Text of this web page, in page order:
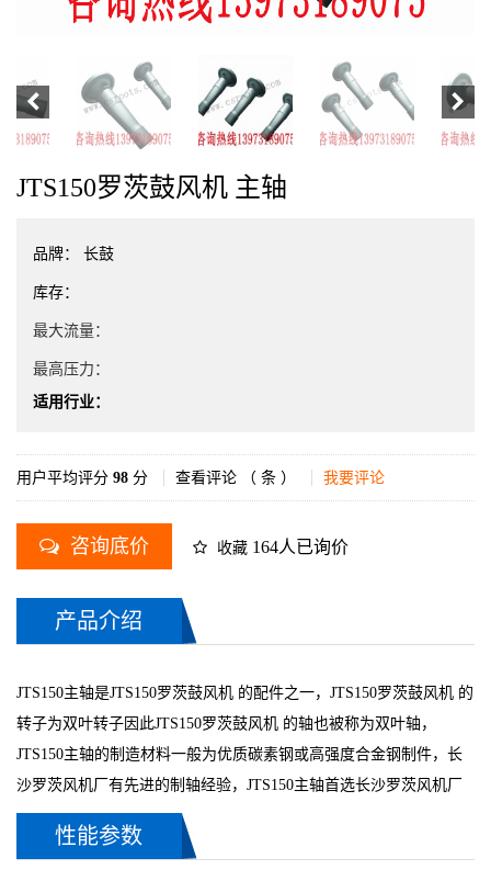
JTS150罗茨鼓风机 主轴
品牌： 长鼓
库存：
最大流量：
最高压力：
适用行业：
用户平均评分 98 分 查看评论 （ 条 ） 我要评论
咨询底价 收藏 164人已询价
产品介绍
JTS150主轴是JTS150罗茨鼓风机 的配件之一，JTS150罗茨鼓风机 的
转子为双叶转子因此JTS150罗茨鼓风机 的轴也被称为双叶轴，
JTS150主轴的制造材料一般为优质碳素钢或高强度合金钢制件，长
沙罗茨风机厂有先进的制轴经验，JTS150主轴首选长沙罗茨风机厂
性能参数